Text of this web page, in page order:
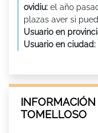
ovidiu: el año
plazas aver si
Usuario en
Usuario en ciudad:
TOMELLOSO